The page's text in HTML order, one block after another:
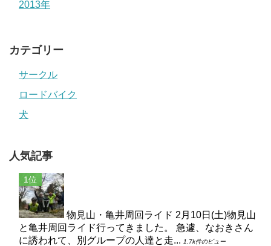
2013年
カテゴリー
サークル
ロードバイク
犬
人気記事
物見山・亀井周回ライド 2月10日(土)物見山
と亀井周回ライド行ってきました。 急遽、なおきさん
に誘われて、別グループの人達と走... 1.7k件のビュー